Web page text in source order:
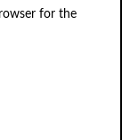
for the